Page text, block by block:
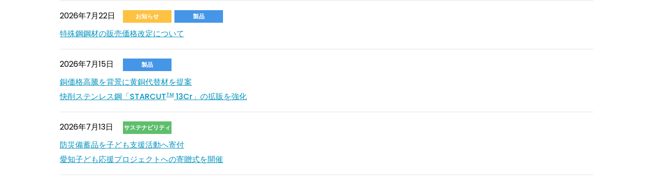
2026年7月22日 お知らせ 製品
特殊鋼鋼材の販売価格改定について
2026年7月15日 製品
銅価格高騰を背景に黄銅代替材を提案
快削ステンレス鋼「STARCUTTM 13Cr」の拡販を強化
2026年7月13日 サステナビリティ
防災備蓄品を子ども支援活動へ寄付
愛知子ども応援プロジェクトへの寄贈式を開催